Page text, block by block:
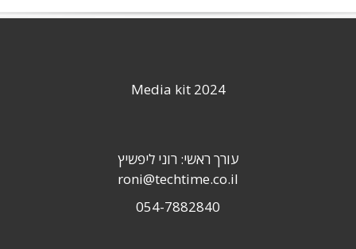
Media kit 2024
עורך ראשי: רוני ליפשיץ
roni@techtime.co.il
054-7882840